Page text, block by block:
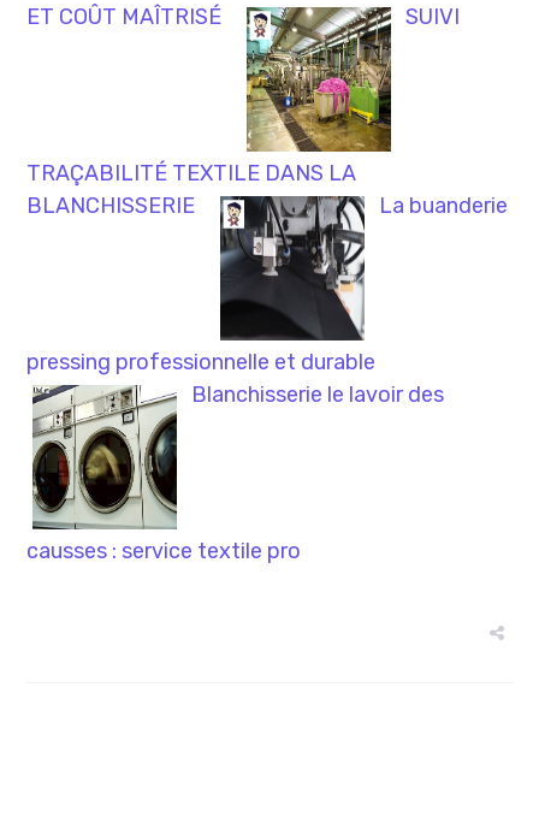
ET COÛT MAÎTRISÉ
SUIVI
TRAÇABILITÉ TEXTILE DANS LA
BLANCHISSERIE
La buanderie
pressing professionnelle et durable
Blanchisserie le lavoir des
causses : service textile pro